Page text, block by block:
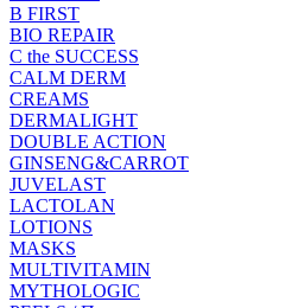
B FIRST
BIO REPAIR
C the SUCCESS
CALM DERM
CREAMS
DERMALIGHT
DOUBLE ACTION
GINSENG&CARROT
JUVELAST
LACTOLAN
LOTIONS
MASKS
MULTIVITAMIN
MYTHOLOGIC